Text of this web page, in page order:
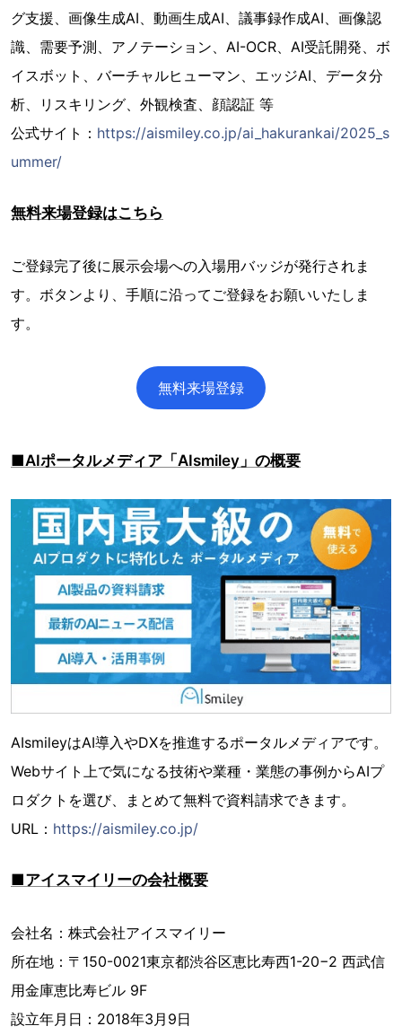
グ支援、画像生成AI、動画生成AI、議事録作成AI、画像認
識、需要予測、アノテーション、AI-OCR、AI受託開発、ボ
イスボット、バーチャルヒューマン、エッジAI、データ分
析、リスキリング、外観検査、顔認証 等
公式サイト： https://aismiley.co.jp/ai_hakurankai/2025_s
ummer/
無料来場登録はこちら
ご登録完了後に展示会場への入場用バッジが発行されま
す。ボタンより、手順に沿ってご登録をお願いいたしま
す。
無料来場登録
■AIポータルメディア「AIsmiley」の概要
AIsmileyはAI導入やDXを推進するポータルメディアです。
Webサイト上で気になる技術や業種・業態の事例からAIプ
ロダクトを選び、まとめて無料で資料請求できます。
URL： https://aismiley.co.jp/
■アイスマイリーの会社概要
会社名：株式会社アイスマイリー
所在地：〒150-0021東京都渋谷区恵比寿西1-20−2 西武信
用金庫恵比寿ビル 9F
設立年月日：2018年3月9日